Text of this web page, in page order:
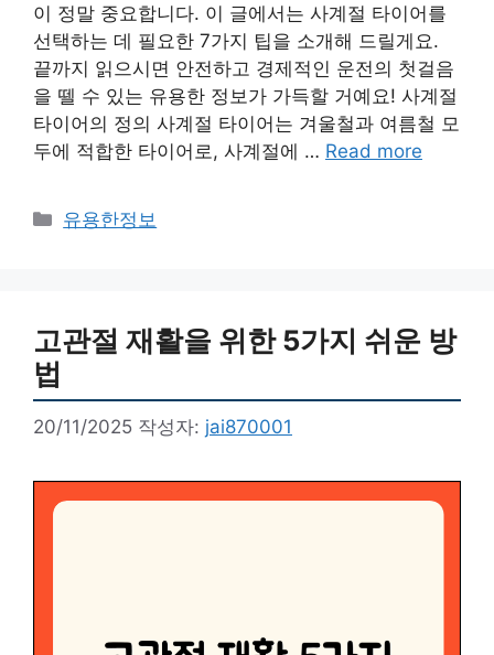
이 정말 중요합니다. 이 글에서는 사계절 타이어를
선택하는 데 필요한 7가지 팁을 소개해 드릴게요.
끝까지 읽으시면 안전하고 경제적인 운전의 첫걸음
을 뗄 수 있는 유용한 정보가 가득할 거예요! 사계절
타이어의 정의 사계절 타이어는 겨울철과 여름철 모
두에 적합한 타이어로, 사계절에 … Read more
카
유용한정보
고관절 재활을 위한 5가지 쉬운 방
법
20/11/2025 작성자: jai870001